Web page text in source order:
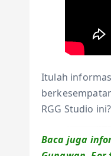
Itulah
RGG Studio ini?
Baca juga